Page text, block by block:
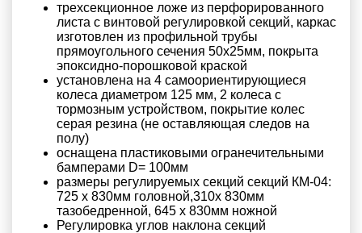
трехсекционное ложе из перфорированного
листа с винтовой регулировкой секций, каркас
изготовлен из профильной трубы
прямоугольного сечения 50х25мм, покрыта
эпоксидно-порошковой краской
установлена на 4 самоориентирующиеся
колеса диаметром 125 мм, 2 колеса с
тормозным устройством, покрытие колес
серая резина (не оставляющая следов на
полу)
оснащена пластиковыми огранечительными
бамперами D= 100мм
размеры регулируемых секций секций КМ-04:
725 х 830мм головной,310х 830мм
тазобедренной, 645 х 830мм ножной
Регулировка углов наклона секций